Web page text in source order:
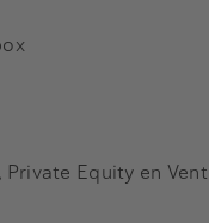
Equity en